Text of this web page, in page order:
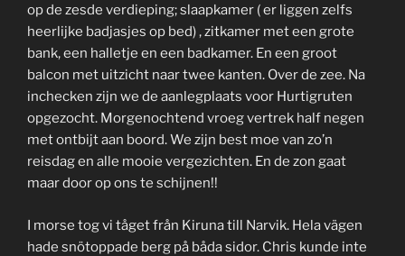
op de zesde verdieping; slaapkamer ( er liggen zelfs
heerlijke badjasjes op bed) , zitkamer met een grote
bank, een halletje en een badkamer. En een groot
balcon met uitzicht naar twee kanten. Over de zee. Na
inchecken zijn we de aanlegplaats voor Hurtigruten
opgezocht. Morgenochtend vroeg vertrek half negen
met ontbijt aan boord. We zijn best moe van zo’n
reisdag en alle mooie vergezichten. En de zon gaat
maar door op ons te schijnen!!
I morse tog vi tåget från Kiruna till Narvik. Hela vägen
hade snötoppade berg på båda sidor. Chris kunde inte